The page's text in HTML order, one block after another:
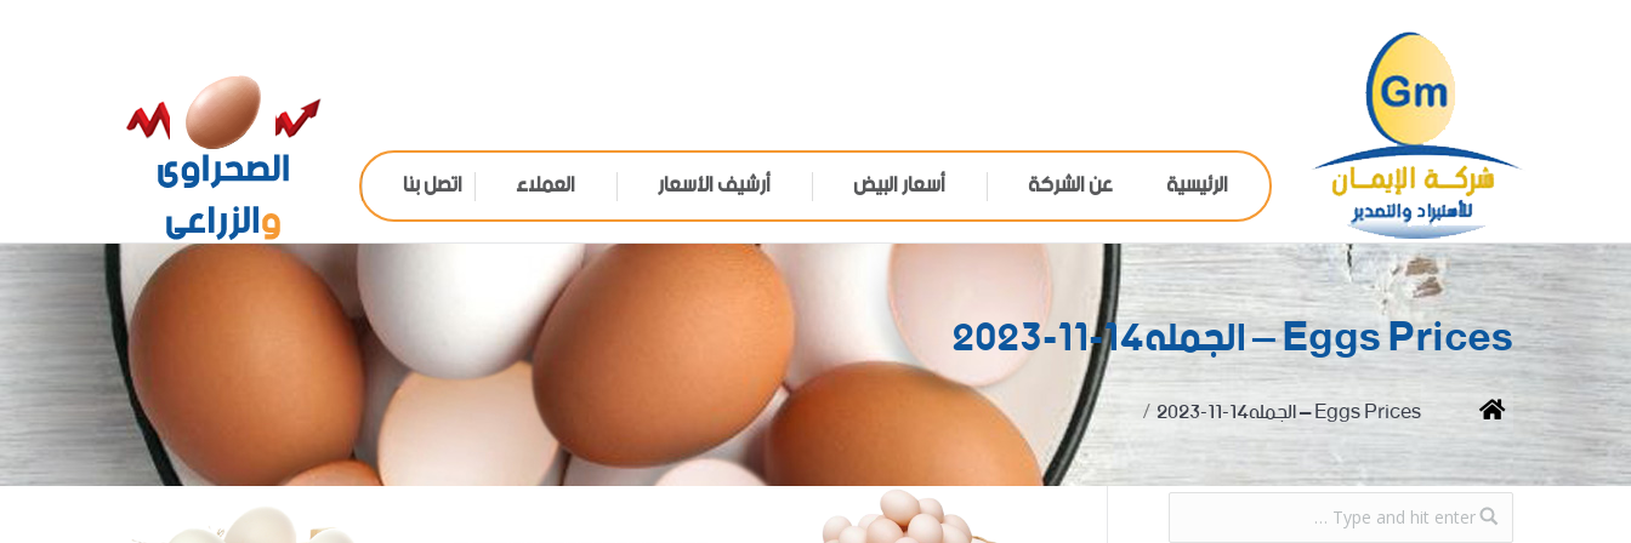
الرئيسية عن الشركة أسعار البيض أرشيف الأسعار العملاء اتصل بنا
Eggs Prices – الجمله14-11-2023
You are here:
Home Eggs Prices – الجمله14-11-2023